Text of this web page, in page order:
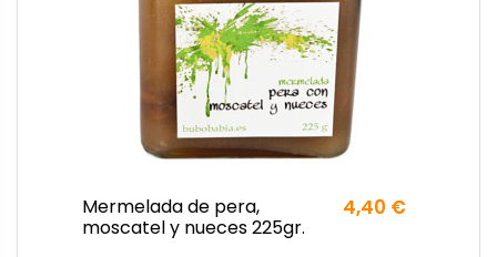
Mermelada de pera,
moscatel y nueces 225gr.
4,40 €